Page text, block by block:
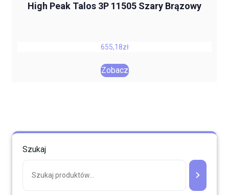
High Peak Talos 3P 11505 Szary Brązowy
655,18zł
Zobacz
Szukaj